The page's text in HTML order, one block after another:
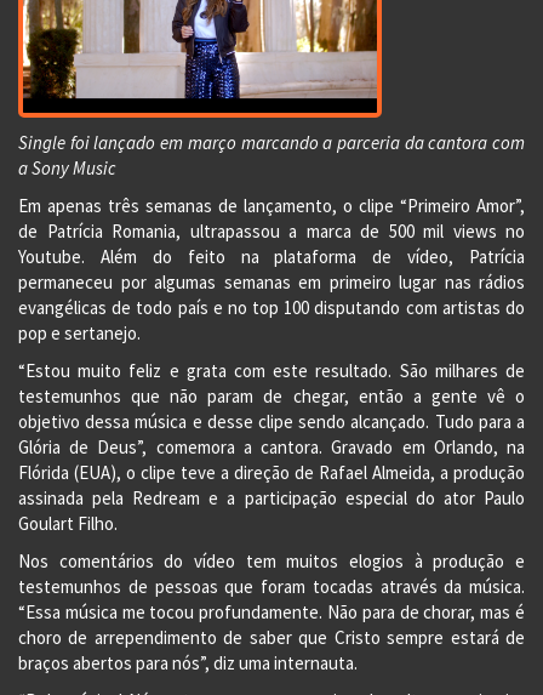
Single foi lançado em março marcando a parceria da cantora com
a Sony Music
Em apenas três semanas de lançamento, o clipe “Primeiro Amor”,
de Patrícia Romania, ultrapassou a marca de 500 mil views no
Youtube. Além do feito na plataforma de vídeo, Patrícia
permaneceu por algumas semanas em primeiro lugar nas rádios
evangélicas de todo país e no top 100 disputando com artistas do
pop e sertanejo.
“Estou muito feliz e grata com este resultado. São milhares de
testemunhos que não param de chegar, então a gente vê o
objetivo dessa música e desse clipe sendo alcançado. Tudo para a
Glória de Deus”, comemora a cantora. Gravado em Orlando, na
Flórida (EUA), o clipe teve a direção de Rafael Almeida, a produção
assinada pela Redream e a participação especial do ator Paulo
Goulart Filho.
Nos comentários do vídeo tem muitos elogios à produção e
testemunhos de pessoas que foram tocadas através da música.
“Essa música me tocou profundamente. Não para de chorar, mas é
choro de arrependimento de saber que Cristo sempre estará de
braços abertos para nós”, diz uma internauta.